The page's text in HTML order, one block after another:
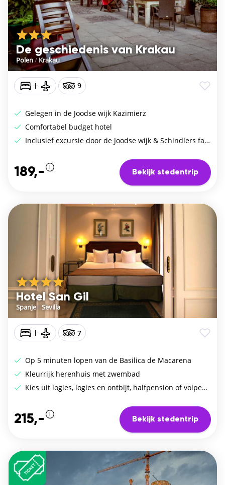
De geschiedenis van Krakau
Polen/ Krakau
9
Gelegen in de Joodse wijk Kazimierz
Comfortabel budget hotel
Inclusief excursie door de Joodse wijk & Schindlers fabriek
189,- Bekijk stedentrip
Hotel San Gil
Spanje/ Sevilla
7
Op 5 minuten lopen van de Basilica de Macarena
Kleurrijk herenhuis met zwembad
Kies uit logies, logies en ontbijt, halfpension of volpension
215,- Bekijk stedentrip